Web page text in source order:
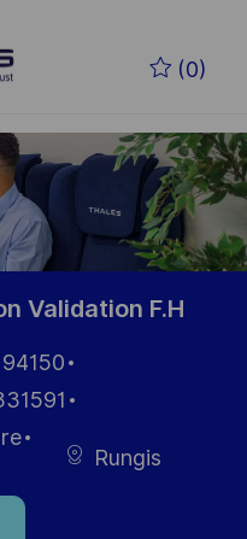
(0)
Validation F.H
Rungis